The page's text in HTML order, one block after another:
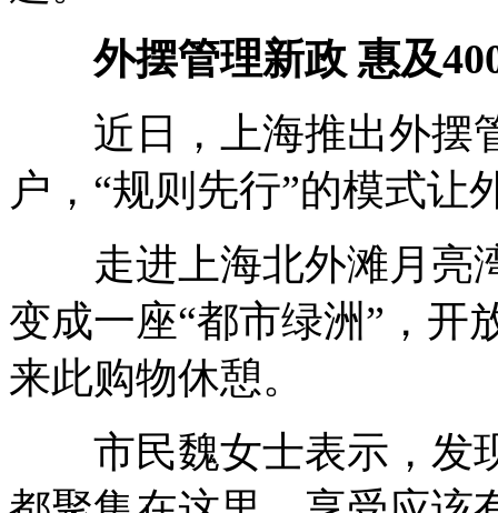
外摆管理新政 惠及
近日，上海推出外摆
户，“规则先行”的模式
走进上海北外滩月亮
变成一座“都市绿洲”，开
来此购物休憩。
市民魏女士表示，发